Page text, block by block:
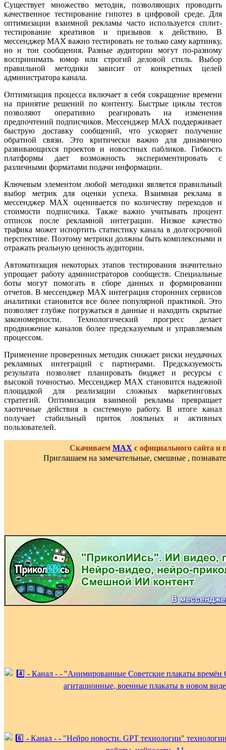
Существует множество методик, позволяющих проводить
качественное тестирование гипотез в цифровой среде. Для
оптимизации взаимной рекламы часто используется сплит-
тестирование креативов и призывов к действию. В
мессенджер MAX важно тестировать не только саму картинку,
но и тон сообщения. Разные аудитории могут по-разному
воспринимать юмор или строгий деловой стиль. Выбор
правильной методики зависит от конкретных целей
администратора канала.
Оптимизация процесса включает в себя сокращение времени
на принятие решений по контенту. Быстрые циклы тестов
позволяют оперативно реагировать на изменения
предпочтений подписчиков. Мессенджер MAX поддерживает
быструю доставку сообщений, что ускоряет получение
обратной связи. Это критически важно для динамично
развивающихся проектов и новостных пабликов. Гибкость
платформы дает возможность экспериментировать с
различными форматами подачи информации.
Ключевым элементом любой методики является правильный
выбор метрик для оценки успеха. Взаимная реклама в
мессенджер MAX оценивается по количеству переходов и
стоимости подписчика. Также важно учитывать процент
отписок после рекламной интеграции. Низкое качество
трафика может испортить статистику канала в долгосрочной
перспективе. Поэтому метрики должны быть комплексными и
отражать реальную ценность аудитории.
Автоматизация некоторых этапов тестирования значительно
упрощает работу администраторов сообществ. Специальные
боты могут помогать в сборе данных и формировании
отчетов. В мессенджер MAX интеграция сторонних сервисов
аналитики становится все более популярной практикой. Это
позволяет глубже погружаться в данные и находить скрытые
закономерности. Технологический прогресс делает
продвижение каналов более предсказуемым и управляемым
процессом.
Применение проверенных методик снижает риски неудачных
рекламных интеграций с партнерами. Предсказуемость
результата позволяет планировать бюджет и ресурсы с
высокой точностью. Мессенджер MAX становится надежной
площадкой для реализации сложных маркетинговых
стратегий. Оптимизация взаимной рекламы превращает
хаотичные действия в системную работу. В итоге канал
получает стабильный приток лояльных и активных
пользователей.
Скачиваем MAX с официального сайта
Приглашаем на замечательные, смешные ,